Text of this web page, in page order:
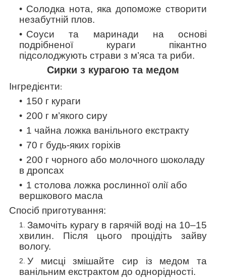
Солодка нота, яка допоможе створити
незабутній плов.
Соуси та маринади на основі
подрібненої кураги пікантно
підсолоджують страви з м’яса та риби.
Сирки з курагою та медом
Інгредієнти:
150 г кураги
200 г м’якого сиру
1 чайна ложка ванільного екстракту
70 г будь-яких горіхів
200 г чорного або молочного шоколаду
в дропсах
1 столова ложка рослинної олії або
вершкового масла
Спосіб приготування:
Замочіть курагу в гарячій воді на 10–15
хвилин. Після цього процідіть зайву
вологу.
У мисці змішайте сир із медом та
ванільним екстрактом до однорідності.